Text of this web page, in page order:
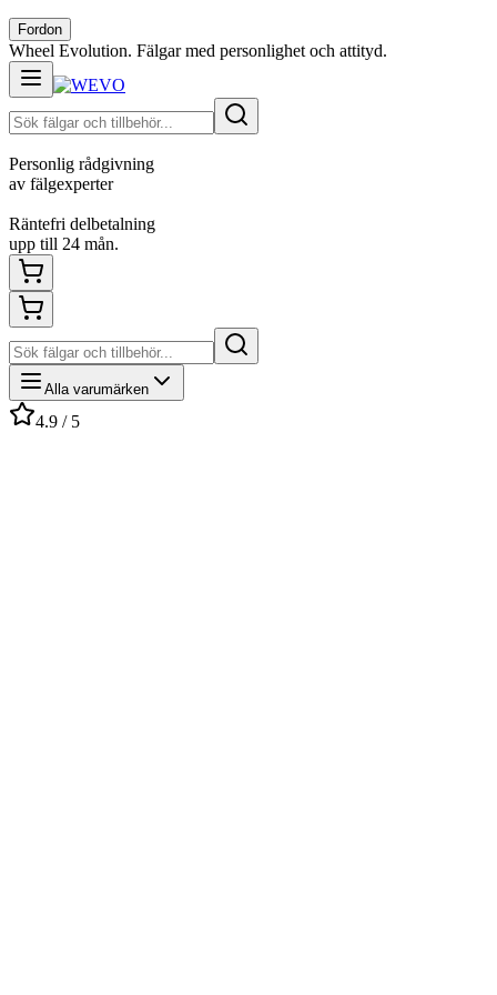
Fordon
Wheel Evolution. Fälgar med personlighet och attityd.
Personlig rådgivning
av fälgexperter
Räntefri delbetalning
upp till 24 mån.
Alla varumärken
4.9 / 5